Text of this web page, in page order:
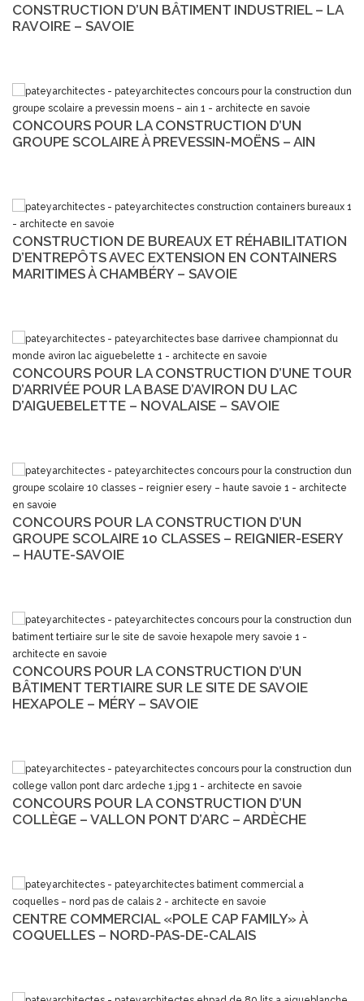
CONSTRUCTION D’UN BÂTIMENT INDUSTRIEL – LA
RAVOIRE – SAVOIE
CONCOURS POUR LA CONSTRUCTION D’UN
GROUPE SCOLAIRE À PREVESSIN-MOËNS – AIN
CONSTRUCTION DE BUREAUX ET RÉHABILITATION
D’ENTREPÔTS AVEC EXTENSION EN CONTAINERS
MARITIMES À CHAMBÉRY – SAVOIE
CONCOURS POUR LA CONSTRUCTION D’UNE TOUR
D’ARRIVÉE POUR LA BASE D’AVIRON DU LAC
D’AIGUEBELETTE – NOVALAISE – SAVOIE
CONCOURS POUR LA CONSTRUCTION D’UN
GROUPE SCOLAIRE 10 CLASSES – REIGNIER-ESERY
– HAUTE-SAVOIE
CONCOURS POUR LA CONSTRUCTION D’UN
BÂTIMENT TERTIAIRE SUR LE SITE DE SAVOIE
HEXAPOLE – MÉRY – SAVOIE
CONCOURS POUR LA CONSTRUCTION D’UN
COLLÈGE – VALLON PONT D’ARC – ARDÈCHE
CENTRE COMMERCIAL «POLE CAP FAMILY» À
COQUELLES – NORD-PAS-DE-CALAIS